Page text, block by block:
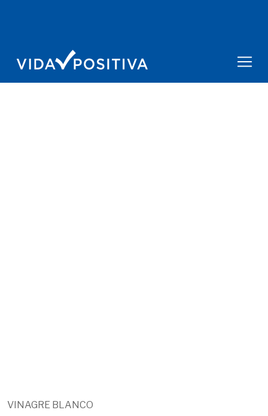
VINAGRE BLANCO